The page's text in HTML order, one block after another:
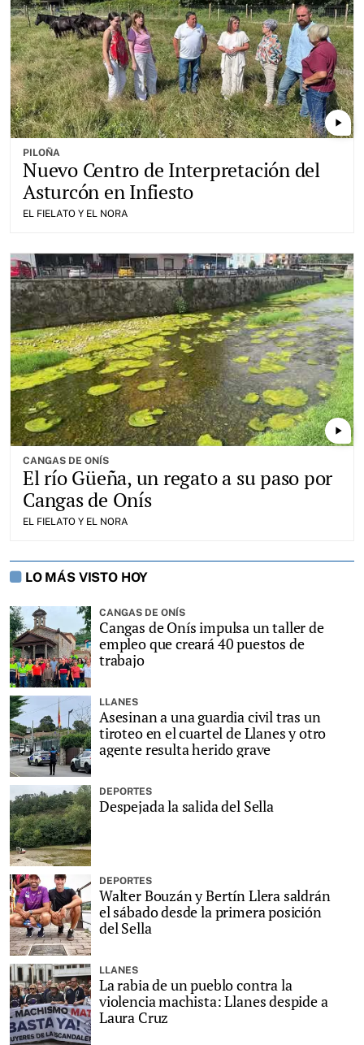
play_arrow
PILOÑA
Nuevo Centro de Interpretación del
Asturcón en Infiesto
EL FIELATO Y EL NORA
play_arrow
CANGAS DE ONÍS
El río Güeña, un regato a su paso por
Cangas de Onís
EL FIELATO Y EL NORA
LO MÁS VISTO HOY
CANGAS DE ONÍS
Cangas de Onís impulsa un taller de
empleo que creará 40 puestos de
trabajo
LLANES
Asesinan a una guardia civil tras un
tiroteo en el cuartel de Llanes y otro
agente resulta herido grave
DEPORTES
Despejada la salida del Sella
DEPORTES
Walter Bouzán y Bertín Llera saldrán
el sábado desde la primera posición
del Sella
LLANES
La rabia de un pueblo contra la
violencia machista: Llanes despide a
Laura Cruz